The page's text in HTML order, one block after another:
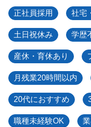
正社員採用 社宅
土日祝休み 学歴
産休・育休あり
月残業20時間以内
20代におすすめ
職種未経験OK